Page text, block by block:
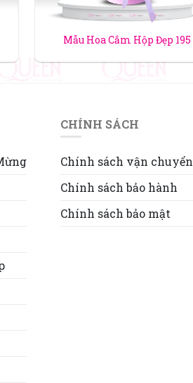
Mẫu Hoa Cắm Hộp Đẹp 195
CHÍNH SÁCH
Chính sách vận chuyển
Chính sách bảo hành
Chính sách bảo mật